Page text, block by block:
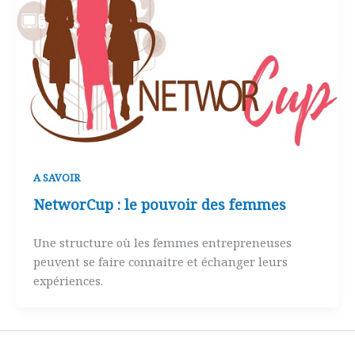
A SAVOIR
NetworCup : le pouvoir des femmes
Une structure où les femmes entrepreneuses
peuvent se faire connaitre et échanger leurs
expériences.